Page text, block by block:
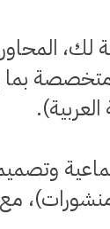
لك،
متخصصة
هويتك البصرية